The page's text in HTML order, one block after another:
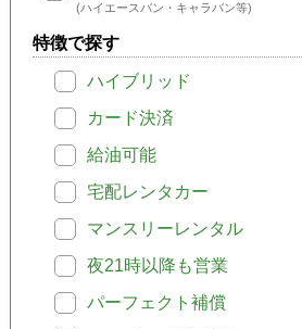
(ハイエースバン・キャラバン等)
特徴で探す
ハイブリッド
カード決済
給油可能
宅配レンタカー
マンスリーレンタル
夜21時以降も営業
パーフェクト補償